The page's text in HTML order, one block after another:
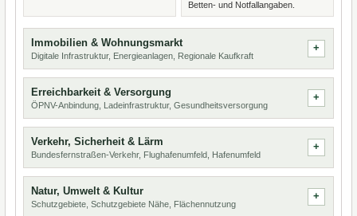
Betten- und Notfallangaben.
Immobilien & Wohnungsmarkt
Digitale Infrastruktur, Energieanlagen, Regionale Kaufkraft
Erreichbarkeit & Versorgung
ÖPNV-Anbindung, Ladeinfrastruktur, Gesundheitsversorgung
Verkehr, Sicherheit & Lärm
Bundesfernstraßen-Verkehr, Flughafenumfeld, Hafenumfeld
Natur, Umwelt & Kultur
Schutzgebiete, Schutzgebiete Nähe, Flächennutzung